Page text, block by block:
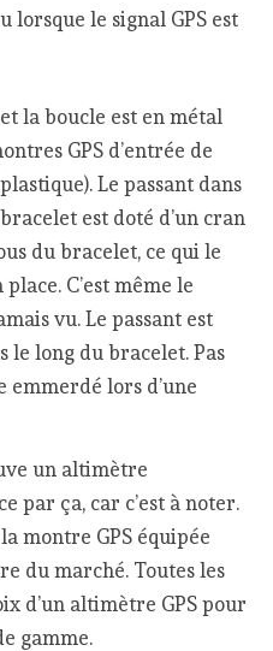
lorsque le signal GPS est
la boucle est en métal
GPS d’entrée de
Le passant dans
est doté d’un cran
du bracelet, ce qui le
C’est même le
vu. Le passant est
le long du bracelet. Pas
emmerdé lors d’une
un altimètre
par ça, car c’est à noter.
montre GPS équipée
du marché. Toutes les
d’un altimètre GPS pour
gamme.